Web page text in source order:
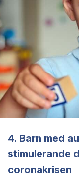
4. Barn med
stimulerande
coronakrisen